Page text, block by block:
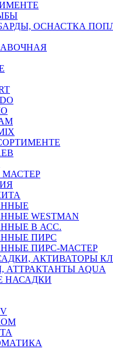
ОСНАСТКА
WESTMAN
В АСС.
ПИРС
ПИРС-МАСТЕР
АКТИВАТОРЫ
AQUA
НАСАДКИ